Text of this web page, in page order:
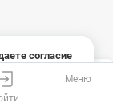
согласие
и сбор данных
и не является
437
Меню